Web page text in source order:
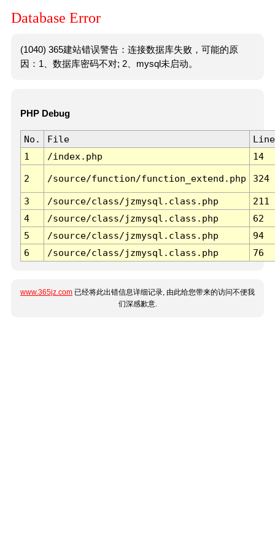
Database Error
(1040) 365建站错误警告：连接数据库失败，可能的原
因：1、数据库密码不对; 2、mysql未启动。
PHP Debug
No. File
Line
1
/index.php 14
2 /source/function/function_extend.php 324
3 /source/class/jzmysql.class.php
211
4
/source/class/jzmysql.class.php
62
5
/source/class/jzmysql.class.php
94
6
/source/class/jzmysql.class.php 76
www.365jz.com 已经将此出错信息详细记录, 由此给您带来的访问不便我
们深感歉意.